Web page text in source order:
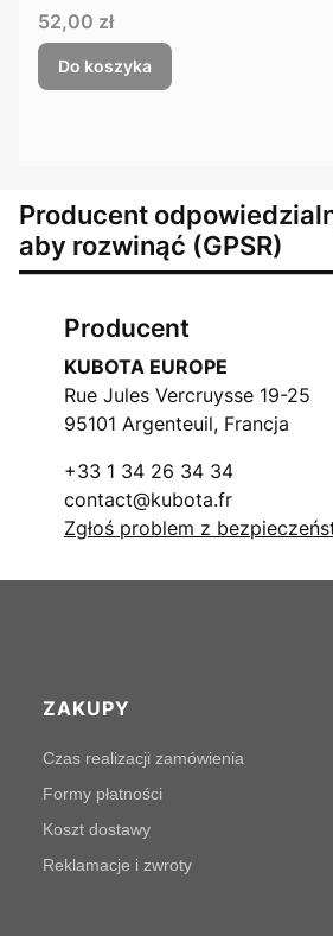
Cena
52,00 zł
Do koszyka
Producent
aby rozwinąć (GPSR)
Producent
KUBOTA EUROPE
Rue Jules Vercruysse 19-25
95101 Argenteuil, Francja
+33 1 34 26 34 34
contact@kubota.fr
Zgłoś problem z
Linki w stopce
ZAKUPY
Czas realizacji zamówienia
Formy płatności
Koszt dostawy
Reklamacje i zwroty